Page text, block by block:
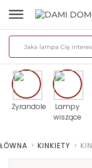
Żyrandole
Lampy
wiszące
> KINKIETY >